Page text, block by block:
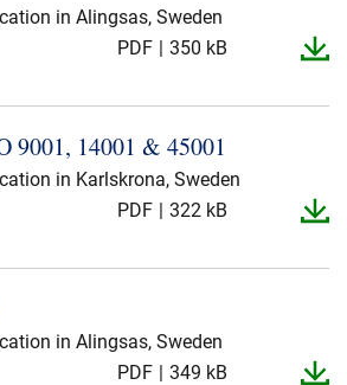
in Alingsas, Sweden
PDF 350 kB
9001, 14001 & 45001
in Karlskrona, Sweden
PDF 322 kB
in Alingsas, Sweden
PDF 349 kB